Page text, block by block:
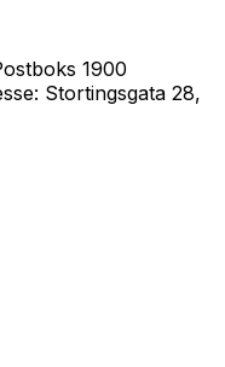
1900
Stortingsgata 28,